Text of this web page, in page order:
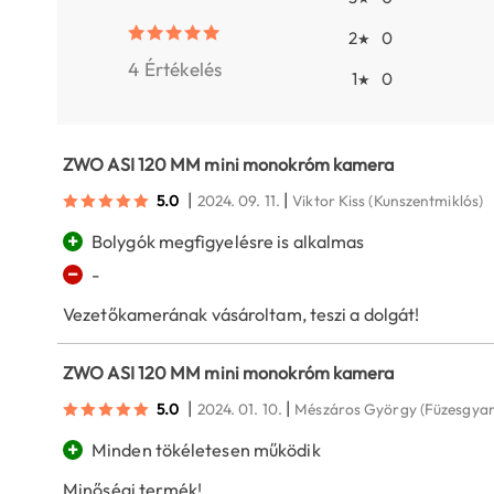
4 Értékelés
2★
0
1★ 0
ZWO ASI 120 MM mini monokróm kamera
5.0 | 2024. 09. 11. |Viktor Kiss(Kunszentmiklós)
+ Bolygók megfigyelésre is alkalmas
−
-
Vezetőkamerának vásároltam, teszi a dolgát!
ZWO ASI 120 MM mini monokróm kamera
5.0 | 2024. 01. 10. | Mészáros György
+
Minden tökéletesen működik